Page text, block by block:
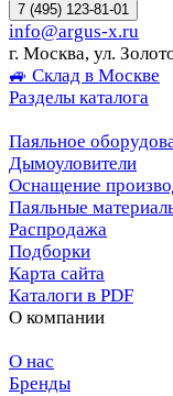
7 (495) 123-81-01
info@argus-x.ru
г. Москва, ул.
🚙 Склад в Москве
Разделы каталога
Паяльное
Дымоуловители
Оснащение
Паяльные
Распродажа
Подборки
Карта сайта
Каталоги в PDF
О компании
О нас
Бренды